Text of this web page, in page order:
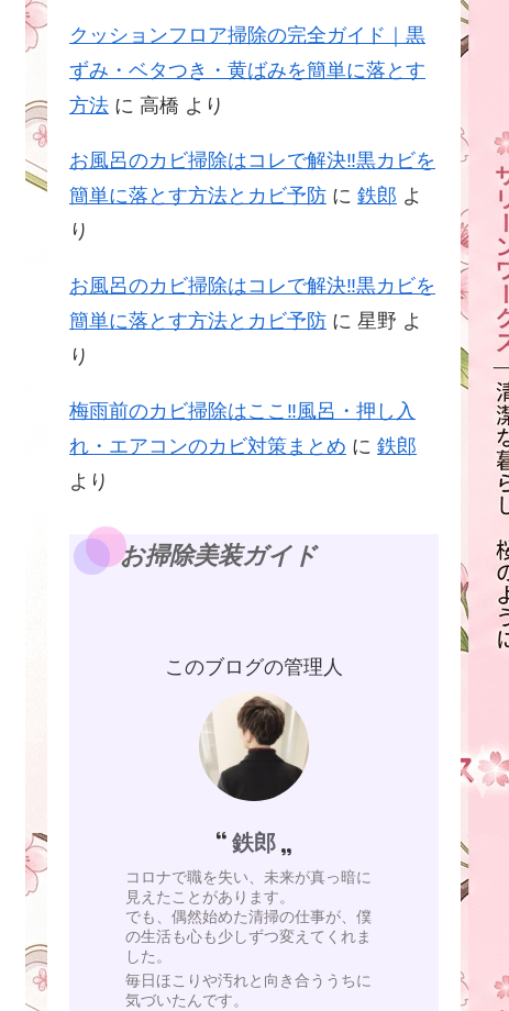
クッションフロア掃除の完全ガイド｜黒
ずみ・ベタつき・黄ばみを簡単に落とす
方法 に 高橋 より
お風呂のカビ掃除はコレで解決‼黒カビを
簡単に落とす方法とカビ予防 に 鉄郎 よ
り
お風呂のカビ掃除はコレで解決‼黒カビを
簡単に落とす方法とカビ予防 に 星野 よ
り
梅雨前のカビ掃除はここ‼風呂・押し入
れ・エアコンのカビ対策まとめ に 鉄郎
より
お掃除美装ガイド
このブログの管理人
鉄郎
コロナで職を失い、未来が真っ暗に
見えたことがあります。
でも、偶然始めた清掃の仕事が、僕
の生活も心も少しずつ変えてくれま
した。
毎日ほこりや汚れと向き合ううちに
気づいたんです。